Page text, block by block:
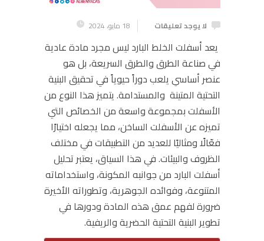
18 مايو، 2024 لا يوجد تعليقات
يعد أسفلت الخلط البارد ليس مجرد مادة عادية
في صناعة الطرق والطرق السريعة، بل هو
عنصر أساسي يلعب دوراً حيوياً في تحقيق البنية
التحتية المتينة والمستدامة. يتميز هذا النوع من
الأسفلت بمجموعة واسعة من الخصائص التي
تميزه عن الأسفلت الساخن، مما يجعله اختيارًا
فعّالًا ومثاليًا للعديد من التطبيقات في مختلف
الظروف والبيئات.في هذا السياق، يعتبر تحليل
أسفلت البارد من جوانبه المكونة، واستخداماته
المتنوعة، وفوائده الجوهرية، وتطوراته الأخيرة
ضرورة لفهم عمق هذه المادة ودورها في
تطوير البنية التحتية الحضرية والريفية.